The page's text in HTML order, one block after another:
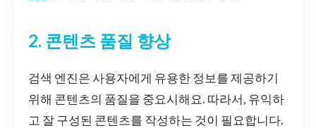
2. 콘텐츠 품질 향상
검색 엔진은 사용자에게 유용한 정보를 제공하기
위해 콘텐츠의 품질을 중요시해요. 따라서, 유익하
고 잘 구성된 콘텐츠를 작성하는 것이 필요합니다.